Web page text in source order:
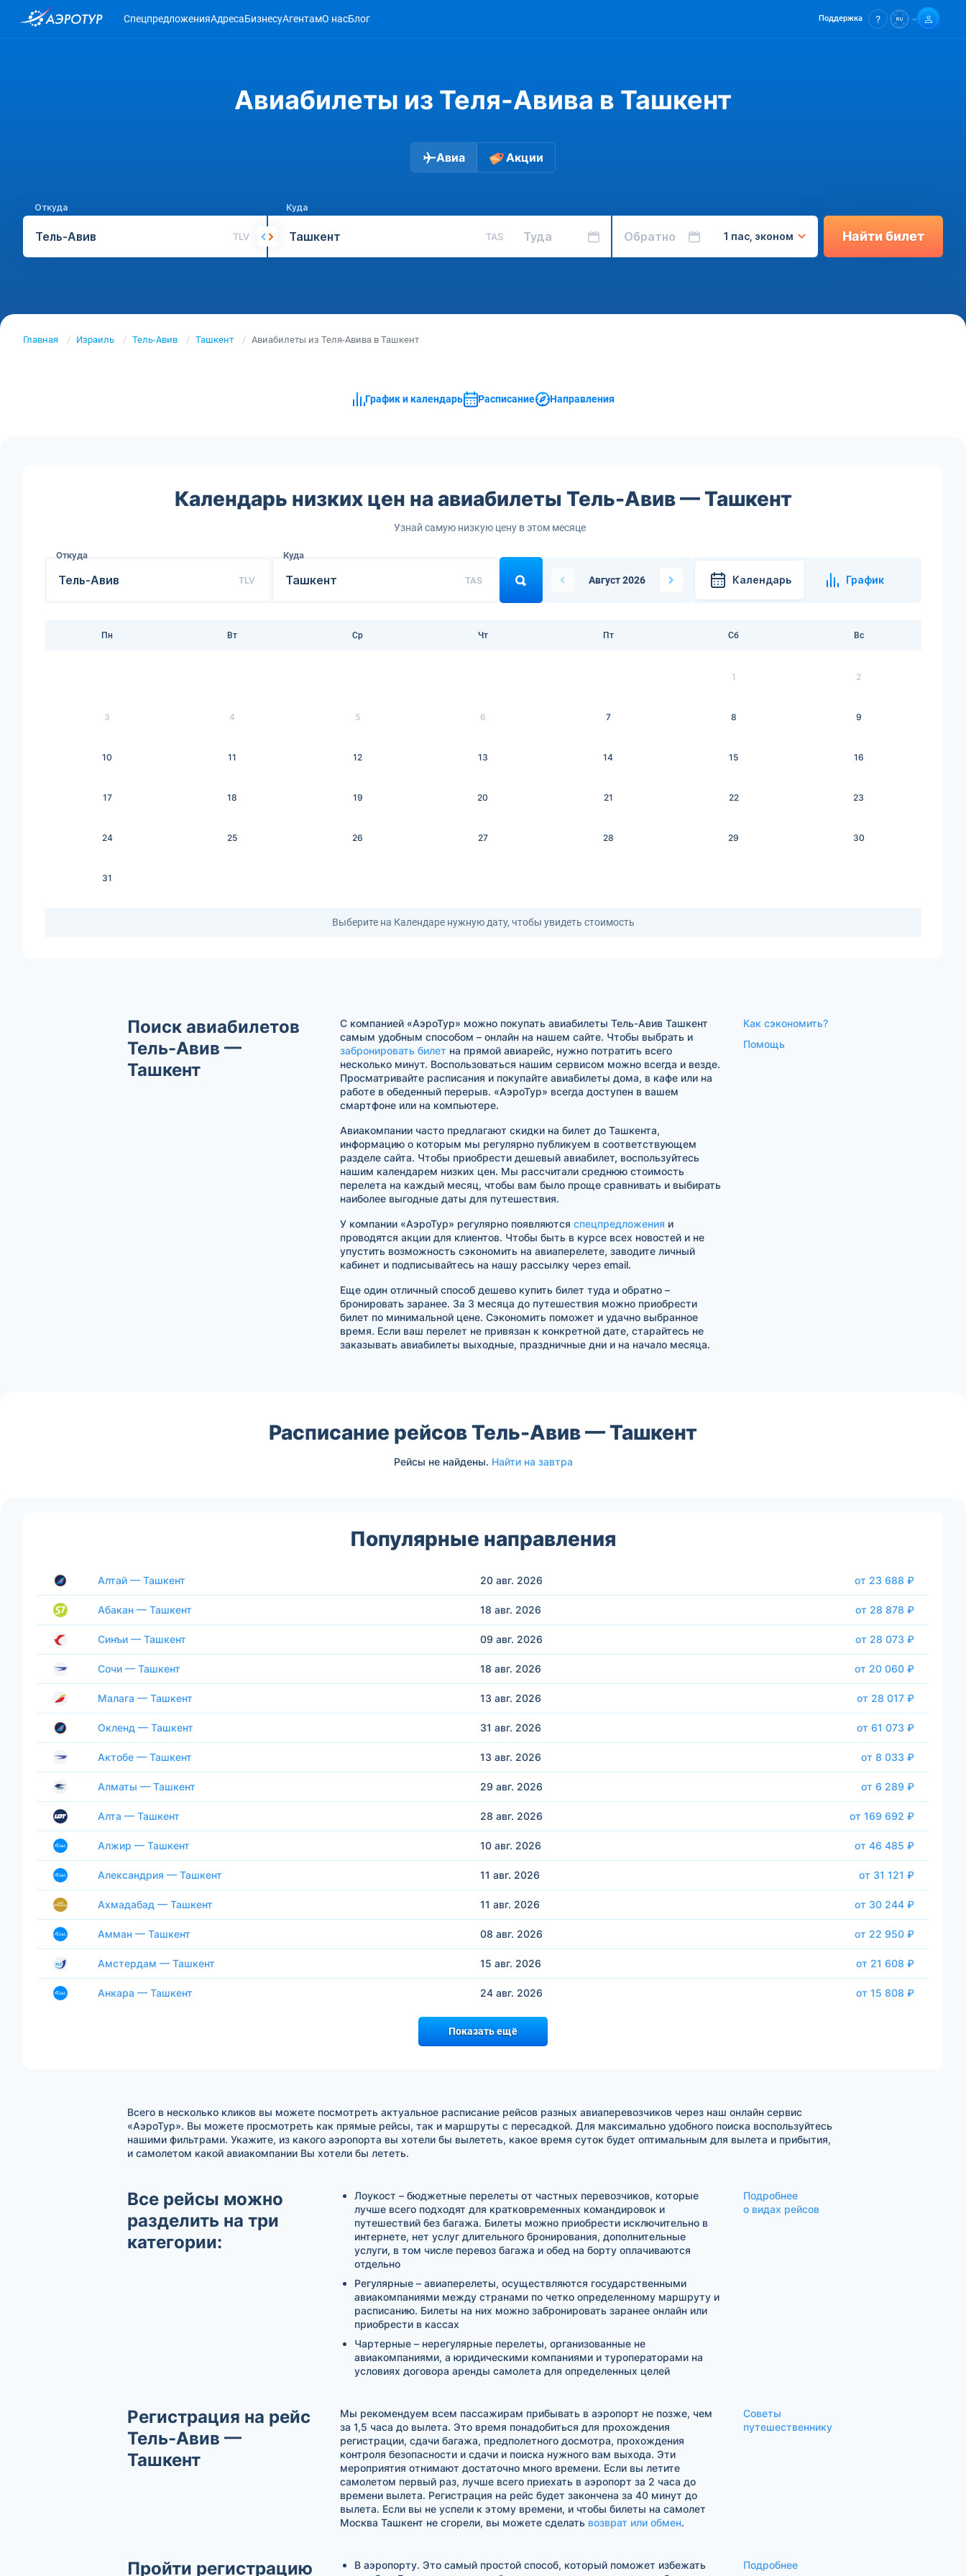
СпецпредложенияАдресаБизнесуАгентамО насБлог Поддержка
Авиабилеты из Теля-Авива в Ташкент
Авиа Акции
Откуда
TLV
Куда
TAS Туда Обратно 1 пас, эконом Найти билет
Главная Израиль Тель-Авив Ташкент Авиабилеты из Теля-Авива в Ташкент
График и календарь Расписание Направления
Календарь низких цен на авиабилеты Тель-Авив — Ташкент
Узнай самую низкую цену в этом месяце
Откуда
TLV
Куда
TAS Август 2026 Календарь График
Пн Вт Ср Чт Пт Сб Вс
1 2
3 4 5 6 7 8 9
10 11 12 13 14 15 16
17 18 19 20 21 22 23
24 25 26 27 28 29 30
31
Выберите на Календаре нужную дату, чтобы увидеть стоимость
Поиск авиабилетов
Тель-Авив —
Ташкент
С компанией «АэроТур» можно покупать авиабилеты Тель-Авив Ташкент
самым удобным способом – онлайн на нашем сайте. Чтобы выбрать и
забронировать билет на прямой авиарейс, нужно потратить всего
несколько минут. Воспользоваться нашим сервисом можно всегда и везде.
Просматривайте расписания и покупайте авиабилеты дома, в кафе или на
работе в обеденный перерыв. «АэроТур» всегда доступен в вашем
смартфоне или на компьютере.
Авиакомпании часто предлагают скидки на билет до Ташкента,
информацию о которым мы регулярно публикуем в соответствующем
разделе сайта. Чтобы приобрести дешевый авиабилет, воспользуйтесь
нашим календарем низких цен. Мы рассчитали среднюю стоимость
перелета на каждый месяц, чтобы вам было проще сравнивать и выбирать
наиболее выгодные даты для путешествия.
У компании «АэроТур» регулярно появляются спецпредложения и
проводятся акции для клиентов. Чтобы быть в курсе всех новостей и не
упустить возможность сэкономить на авиаперелете, заводите личный
кабинет и подписывайтесь на нашу рассылку через email.
Еще один отличный способ дешево купить билет туда и обратно –
бронировать заранее. За 3 месяца до путешествия можно приобрести
билет по минимальной цене. Сэкономить поможет и удачно выбранное
время. Если ваш перелет не привязан к конкретной дате, старайтесь не
заказывать авиабилеты выходные, праздничные дни и на начало месяца.
Как сэкономить?
Помощь
Расписание рейсов Тель-Авив — Ташкент
Рейсы не найдены. Найти на завтра
Популярные направления
Алтай — Ташкент 20 авг. 2026 от 23 688 ₽
Абакан — Ташкент 18 авг. 2026 от 28 878 ₽
Синъи — Ташкент 09 авг. 2026 от 28 073 ₽
Сочи — Ташкент 18 авг. 2026 от 20 060 ₽
Малага — Ташкент 13 авг. 2026 от 28 017 ₽
Окленд — Ташкент 31 авг. 2026 от 61 073 ₽
Актобе — Ташкент 13 авг. 2026 от 8 033 ₽
Алматы — Ташкент 29 авг. 2026 от 6 289 ₽
Алта — Ташкент 28 авг. 2026 от 169 692 ₽
Алжир — Ташкент 10 авг. 2026 от 46 485 ₽
Александрия — Ташкент 11 авг. 2026 от 31 121 ₽
Ахмадабад — Ташкент 11 авг. 2026 от 30 244 ₽
Амман — Ташкент 08 авг. 2026 от 22 950 ₽
Амстердам — Ташкент 15 авг. 2026 от 21 608 ₽
Анкара — Ташкент 24 авг. 2026 от 15 808 ₽
Показать ещё
Всего в несколько кликов вы можете посмотреть актуальное расписание рейсов разных авиаперевозчиков через наш онлайн сервис
«АэроТур». Вы можете просмотреть как прямые рейсы, так и маршруты с пересадкой. Для максимально удобного поиска воспользуйтесь
нашими фильтрами. Укажите, из какого аэропорта вы хотели бы вылететь, какое время суток будет оптимальным для вылета и прибытия,
и самолетом какой авиакомпании Вы хотели бы лететь.
Все рейсы можно
разделить на три
категории:
Лоукост – бюджетные перелеты от частных перевозчиков, которые
лучше всего подходят для кратковременных командировок и
путешествий без багажа. Билеты можно приобрести исключительно в
интернете, нет услуг длительного бронирования, дополнительные
услуги, в том числе перевоз багажа и обед на борту оплачиваются
отдельно
Регулярные – авиаперелеты, осуществляются государственными
авиакомпаниями между странами по четко определенному маршруту и
расписанию. Билеты на них можно забронировать заранее онлайн или
приобрести в кассах
Чартерные – нерегулярные перелеты, организованные не
авиакомпаниями, а юридическими компаниями и туроператорами на
условиях договора аренды самолета для определенных целей
Подробнее
о видах рейсов
Регистрация на рейс
Тель-Авив —
Ташкент
Мы рекомендуем всем пассажирам прибывать в аэропорт не позже, чем
за 1,5 часа до вылета. Это время понадобиться для прохождения
регистрации, сдачи багажа, предполетного досмотра, прохождения
контроля безопасности и сдачи и поиска нужного вам выхода. Эти
мероприятия отнимают достаточно много времени. Если вы летите
самолетом первый раз, лучше всего приехать в аэропорт за 2 часа до
времени вылета. Регистрация на рейс будет закончена за 40 минут до
вылета. Если вы не успели к этому времени, и чтобы билеты на самолет
Москва Ташкент не сгорели, вы можете сделать возврат или обмен.
Советы
путешественнику
Пройти регистрацию
В аэропорту. Это самый простой способ, который поможет избежать
Подробнее